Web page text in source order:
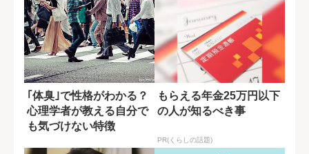
｢体臭｣で性格がわかる？
心理学者が教える自分で
も気づけない特徴
もらえる年金25万円以下
の人が知るべき事
PR(くらしの話題)